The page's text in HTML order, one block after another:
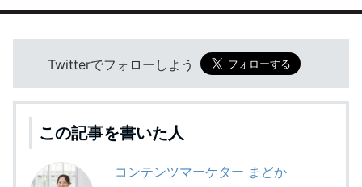
Twitterでフォローしよう
この記事を書いた人
コンテンツマーケター まどか